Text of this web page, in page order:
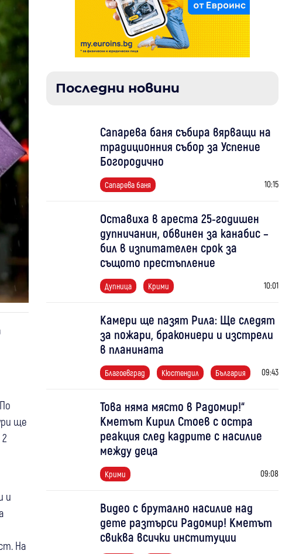
ще
и
На
Последни новини
Сапарева баня събира вярващи на
традиционния събор за Успение
Богородично
Сапарева баня 10:15
Оставиха в ареста 25-годишен
дупничанин, обвинен за канабис –
бил в изпитателен срок за
същото престъпление
Дупница Крими 10:01
Камери ще пазят Рила: Ще следят
за пожари, бракониери и изстрели
в планината
Благоевград Кюстендил България 09:43
Това няма място в Радомир!“
Кметът Кирил Стоев с остра
реакция след кадрите с насилие
между деца
Крими 09:08
Видео с брутално насилие над
дете разтърси Радомир! Кметът
свиква всички институции